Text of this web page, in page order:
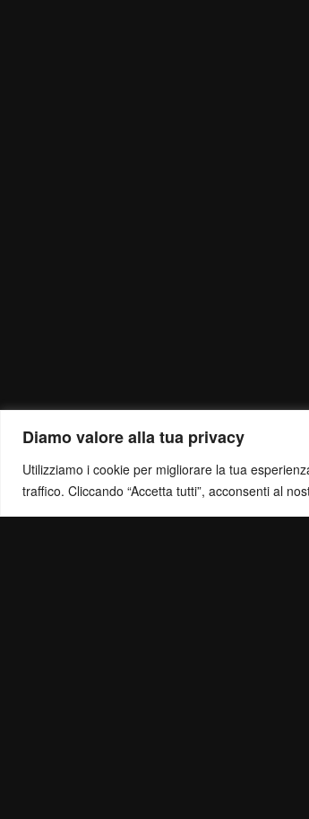
Diamo valore alla tua privacy
Utilizziamo i cookie per migliorare la tua
traffico. Cliccando “Accetta tutti”, acconsenti al